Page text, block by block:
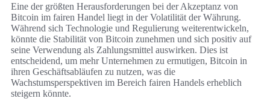
Eine der größten Herausforderungen bei der Akzeptanz von
Bitcoin im fairen Handel liegt in der Volatilität der Währung.
Während sich Technologie und Regulierung weiterentwickeln,
könnte die Stabilität von Bitcoin zunehmen und sich positiv auf
seine Verwendung als Zahlungsmittel auswirken. Dies ist
entscheidend, um mehr Unternehmen zu ermutigen, Bitcoin in
ihren Geschäftsabläufen zu nutzen, was die
Wachstumsperspektiven im Bereich fairen Handels erheblich
steigern könnte.